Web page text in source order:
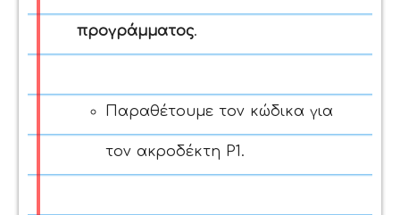
προγράμματος.
Παραθέτουμε τον κώδικα για
τον ακροδέκτη P1.